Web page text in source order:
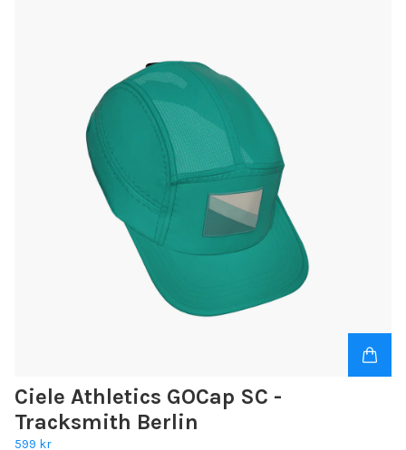
Ciele Athletics GOCap SC -
Tracksmith Berlin
599 kr